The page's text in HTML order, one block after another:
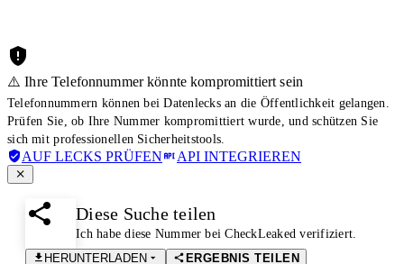
⚠️ Ihre Telefonnummer könnte kompromittiert sein
Telefonnummern können bei Datenlecks an die Öffentlichkeit gelangen.
Prüfen Sie, ob Ihre Nummer kompromittiert wurde, und schützen Sie
sich mit professionellen Sicherheitstools.
AUF LECKS PRÜFEN API INTEGRIEREN
Diese Suche teilen
Ich habe diese Nummer bei CheckLeaked verifiziert.
HERUNTERLADEN
ERGEBNIS TEILEN